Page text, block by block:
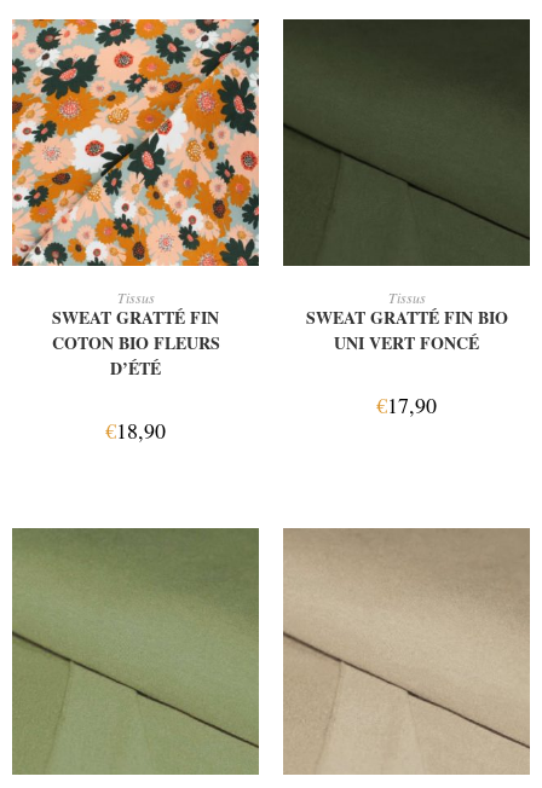
AJOUTER AU PANIER
Tissus
SWEAT GRATTÉ FIN
COTON BIO FLEURS
D’ÉTÉ
€18,90
AJOUTER AU PANIER
Tissus
SWEAT GRATTÉ FIN BIO
UNI VERT FONCÉ
€17,90